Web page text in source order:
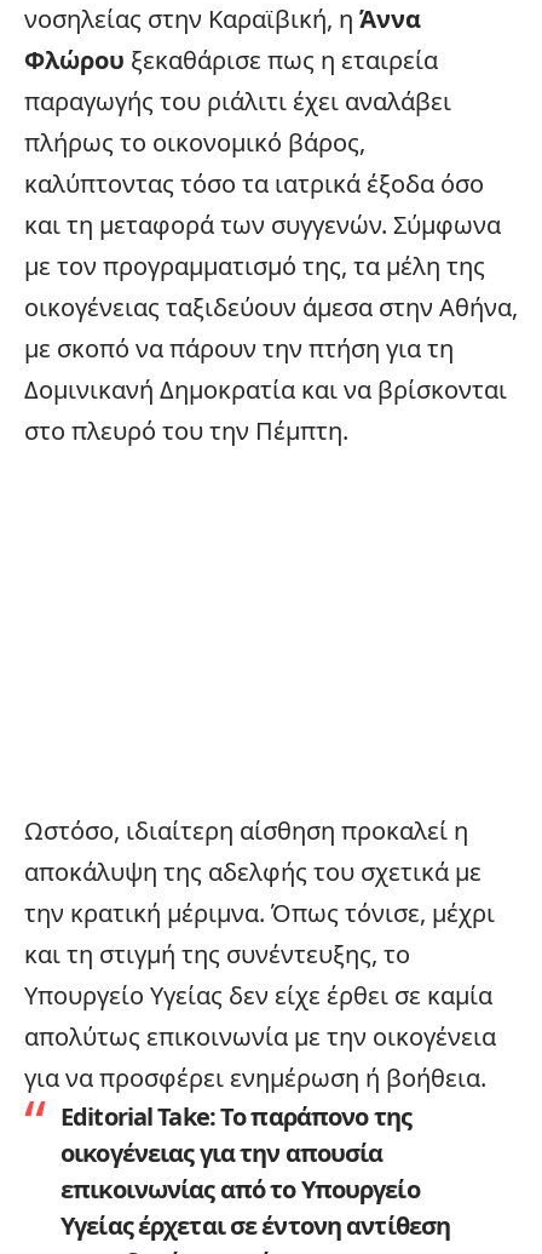
νοσηλείας στην Καραϊβική, η Άννα
Φλώρου ξεκαθάρισε πως η εταιρεία
παραγωγής του ριάλιτι έχει αναλάβει
πλήρως το οικονομικό βάρος,
καλύπτοντας τόσο τα ιατρικά έξοδα όσο
και τη μεταφορά των συγγενών. Σύμφωνα
με τον προγραμματισμό της, τα μέλη της
οικογένειας ταξιδεύουν άμεσα στην Αθήνα,
με σκοπό να πάρουν την πτήση για τη
Δομινικανή Δημοκρατία και να βρίσκονται
στο πλευρό του την Πέμπτη.
Ωστόσο, ιδιαίτερη αίσθηση προκαλεί η
αποκάλυψη της αδελφής του σχετικά με
την κρατική μέριμνα. Όπως τόνισε, μέχρι
και τη στιγμή της συνέντευξης, το
Υπουργείο Υγείας δεν είχε έρθει σε καμία
απολύτως επικοινωνία με την οικογένεια
για να προσφέρει ενημέρωση ή βοήθεια.
Editorial Take:Το παράπονο της
οικογένειας για την απουσία
επικοινωνίας από το Υπουργείο
Υγείας έρχεται σε έντονη αντίθεση